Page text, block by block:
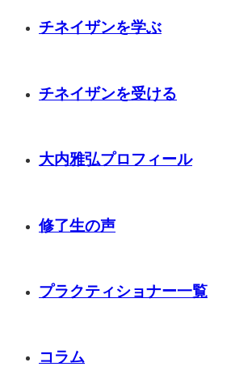
チネイザンを学ぶ
チネイザンを受ける
大内雅弘プロフィール
修了生の声
プラクティショナー一覧
コラム